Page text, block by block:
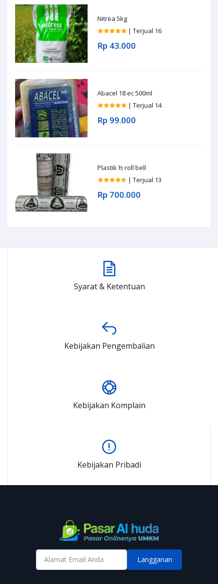
Nitrea 5kg
| Terjual 16
Rp 43.000
Abacel 18 ec 500ml
| Terjual 14
Rp 99.000
Plastik ½ roll bell
| Terjual 13
Rp 700.000
Syarat & Ketentuan
Kebijakan Pengembalian
Kebijakan Komplain
Kebijakan Pribadi
Langganan